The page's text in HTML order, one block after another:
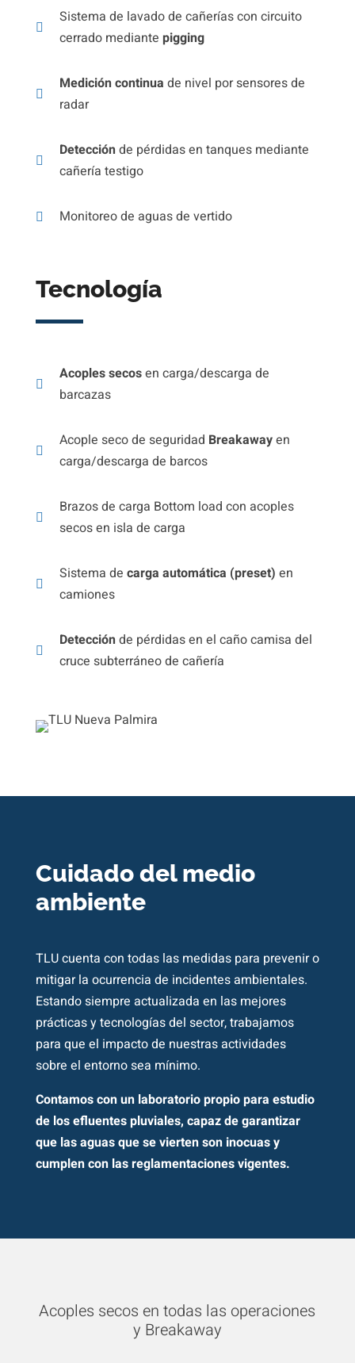
Sistema de lavado de cañerías con circuito
cerrado mediante pigging
Medición continua de nivel por sensores de
radar
Detecciónde pérdidas en tanques mediante
cañería testigo
Monitoreo de aguas de vertido
Tecnología
Acoples secosen carga/descarga de
barcazas
Acople seco de seguridad Breakawayen
carga/descarga de barcos
Brazos de carga Bottom load con acoples
secos en isla de carga
Sistema de carga automática (preset) en
camiones
Detecciónde pérdidas en el caño camisa del
cruce subterráneo de cañería
Cuidado del medio
ambiente
TLU cuenta con todas las medidas para prevenir o
mitigar la ocurrencia de incidentes ambientales.
Estando siempre actualizada en las mejores
prácticas y tecnologías del sector, trabajamos
para que el impacto de nuestras actividades
sobre el entorno sea mínimo.
Contamos con un laboratorio propio para estudio
de los efluentes pluviales, capaz de garantizar
que las aguas que se vierten son inocuas y
cumplen con las reglamentaciones vigentes.
Acoples secos en todas las operaciones
y Breakaway